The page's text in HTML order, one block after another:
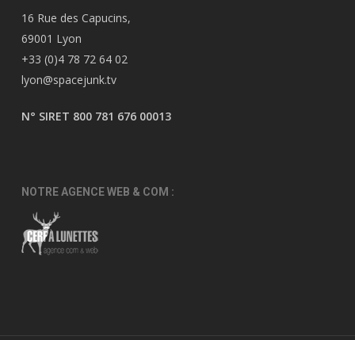
16 Rue des Capucins,
69001 Lyon
+33 (0)4 78 72 64 02
lyon@spacejunk.tv
N° SIRET 800 781 676 00013
NOTRE AGENCE WEB & COM :